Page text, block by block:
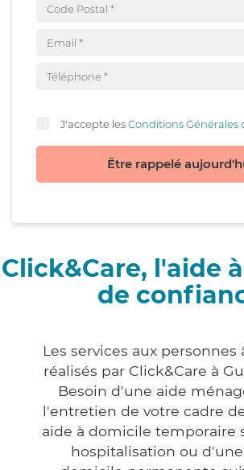
J'accepte lesConditions Générales
Être rappelé
Click&Care, l'aide
de
Les services aux personnes
réalisés par Click&Care à
Besoin d'une aide
l'entretien de votre cadre
aide à domicile temporaire
hospitalisation ou